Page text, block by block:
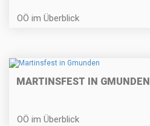
OÖ im Überblick
MARTINSFEST IN GMUNDEN
OÖ im Überblick